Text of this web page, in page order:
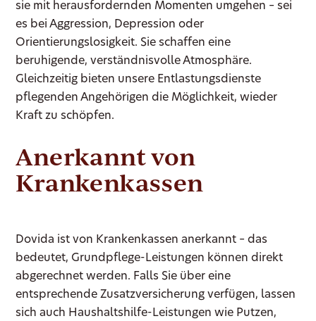
sie mit herausfordernden Momenten umgehen – sei
es bei Aggression, Depression oder
Orientierungslosigkeit. Sie schaffen eine
beruhigende, verständnisvolle Atmosphäre.
Gleichzeitig bieten unsere Entlastungsdienste
pflegenden Angehörigen die Möglichkeit, wieder
Kraft zu schöpfen.
Anerkannt von
Krankenkassen
Dovida ist von Krankenkassen anerkannt – das
bedeutet, Grundpflege-Leistungen können direkt
abgerechnet werden. Falls Sie über eine
entsprechende Zusatzversicherung verfügen, lassen
sich auch Haushaltshilfe-Leistungen wie Putzen,